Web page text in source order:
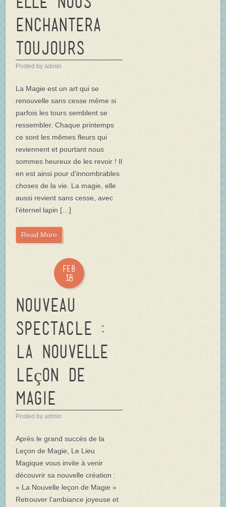
enchantera
toujours…
Posted by admin
La Magie est un art qui se
renouvelle sans cesse même si
parfois les tours semblent se
ressembler. Chaque printemps
ce sont les mêmes fleurs qui
reviennent et pourtant nous
sommes heureux de les revoir ! Il
en est ainsi pour d’innombrables
choses de la vie. La magie, elle
aussi revient sans cesse, avec
l’éternel lapin […]
Read More
Feb
18
NOUVEAU
SPECTACLE :
La Nouvelle
Leçon de
Magie
Posted by admin
Après le grand succès de la
Leçon de Magie, Le Lieu
Magique vous invite à venir
découvrir sa nouvelle création :
« La Nouvelle leçon de Magie »
Retrouver l’ambiance joyeuse et